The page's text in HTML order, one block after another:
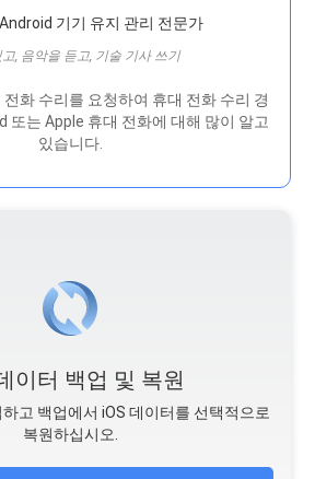
기기 유지 관리 전문가
고, 음악을 듣고, 기술 기사 쓰기
화 수리를 요청하여 휴대 전화 수리 경
또는 Apple 휴대 전화에 대해 많이 알고
있습니다.
이터 백업 및 복원
고 백업에서 iOS 데이터를 선택적으로
복원하십시오.